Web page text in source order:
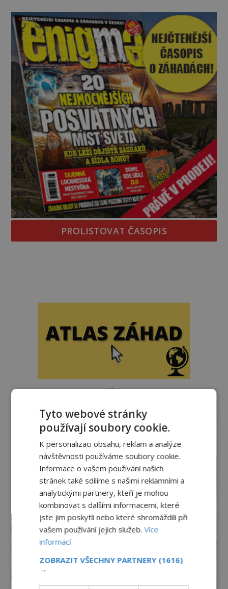
vyhýbají! Už jste o těchto lesích slyšeli? A odvážili
byste se je navštívit? [gallery ids="17
PROLISTOVAT ČASOPIS
reklama
Tyto webové stránky
používají soubory cookie.
K personalizaci obsahu, reklam a analýze
návštěvnosti používáme soubory cookie.
Informace o vašem používání našich
stránek také sdílíme s našimi reklamními a
analytickými partnery, kteří je mohou
kombinovat s dalšími informacemi, které
jste jim poskytli nebo které shromáždili při
vašem používání jejich služeb.Více
informací
ZOBRAZIT VŠECHNY PARTNERY (1616)
→